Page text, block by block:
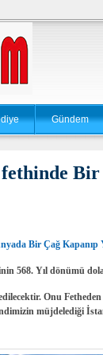
Gündem
Bir
Bir Çağ Kapanıp
568. Yıl dönümü
Onu
müjdelediği